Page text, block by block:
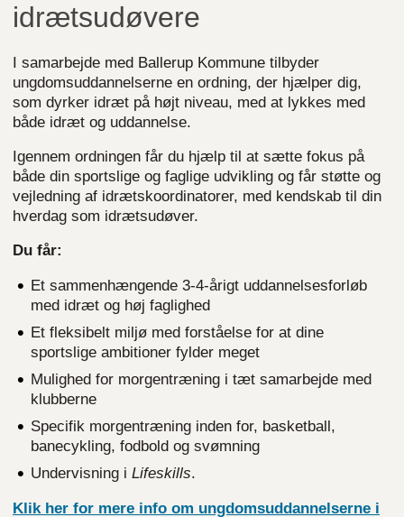
idrætsudøvere
I samarbejde med Ballerup Kommune tilbyder
ungdomsuddannelserne en ordning, der hjælper dig,
som dyrker idræt på højt niveau, med at lykkes med
både idræt og uddannelse.
Igennem ordningen får du hjælp til at sætte fokus på
både din sportslige og faglige udvikling og får støtte og
vejledning af idrætskoordinatorer, med kendskab til din
hverdag som idrætsudøver.
Du får:
Et sammenhængende 3-4-årigt uddannelsesforløb
med idræt og høj faglighed
Et fleksibelt miljø med forståelse for at dine
sportslige ambitioner fylder meget
Mulighed for morgentræning i tæt samarbejde med
klubberne
Specifik morgentræning inden for, basketball,
banecykling, fodbold og svømning
Undervisning i Lifeskills.
Klik her for mere info om ungdomsuddannelserne i